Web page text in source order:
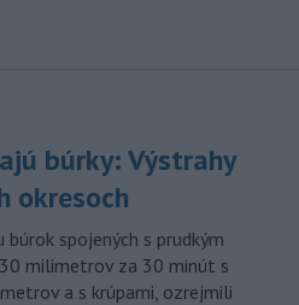
búrky: Výstrahy
okresoch
spojených s prudkým
milimetrov za 30 minút s
a s krúpami, ozrejmili